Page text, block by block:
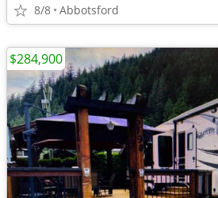
8/8 Abbotsford
$284,900